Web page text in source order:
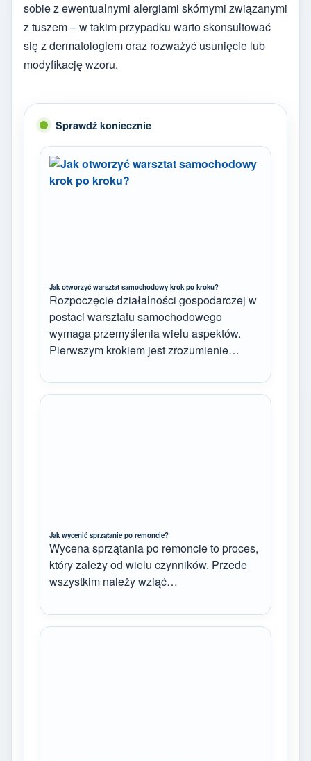
sobie z ewentualnymi alergiami skórnymi związanymi
z tuszem – w takim przypadku warto skonsultować
się z dermatologiem oraz rozważyć usunięcie lub
modyfikację wzoru.
Sprawdź koniecznie
Jak otworzyć warsztat samochodowy krok po kroku?
Rozpoczęcie działalności gospodarczej w
postaci warsztatu samochodowego
wymaga przemyślenia wielu aspektów.
Pierwszym krokiem jest zrozumienie…
Jak wycenić sprzątanie po remoncie?
Wycena sprzątania po remoncie to proces,
który zależy od wielu czynników. Przede
wszystkim należy wziąć…